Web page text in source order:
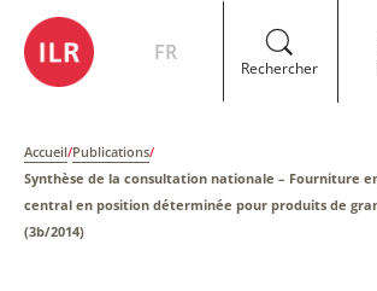
FR
Rechercher
Accueil/Publications/
Synthèse de la consultation nationale – ​Fourniture
central en position déterminée pour produits de
(3b/2014)